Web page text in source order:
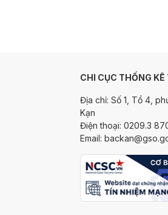
CHI CỤC THỐNG
Địa chỉ: Số 1, Tổ 4,
Kạn
Điện thoại: 0209.3
Email: